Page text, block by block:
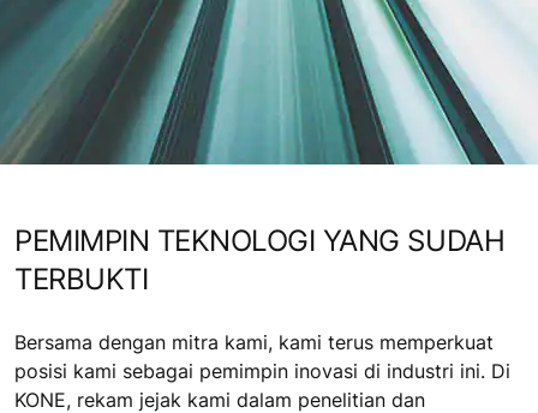
PEMIMPIN TEKNOLOGI YANG SUDAH
TERBUKTI
Bersama dengan mitra kami, kami terus memperkuat
posisi kami sebagai pemimpin inovasi di industri ini. Di
KONE, rekam jejak kami dalam penelitian dan